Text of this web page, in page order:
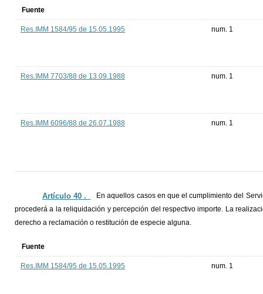
Fuente
Res.IMM 1584/95 de 15.05.1995 num. 1
Res.IMM 7703/88 de 13.09.1988 num. 1
Res.IMM 6096/88 de 26.07.1988 num. 1
Artículo 40 ._
En aquellos casos en que el cumplimiento del
procederá a la reliquidación y percepción del respectivo importe. La
derecho a reclamación o restitución de especie alguna.
Fuente
Res.IMM 1584/95 de 15.05.1995 num. 1